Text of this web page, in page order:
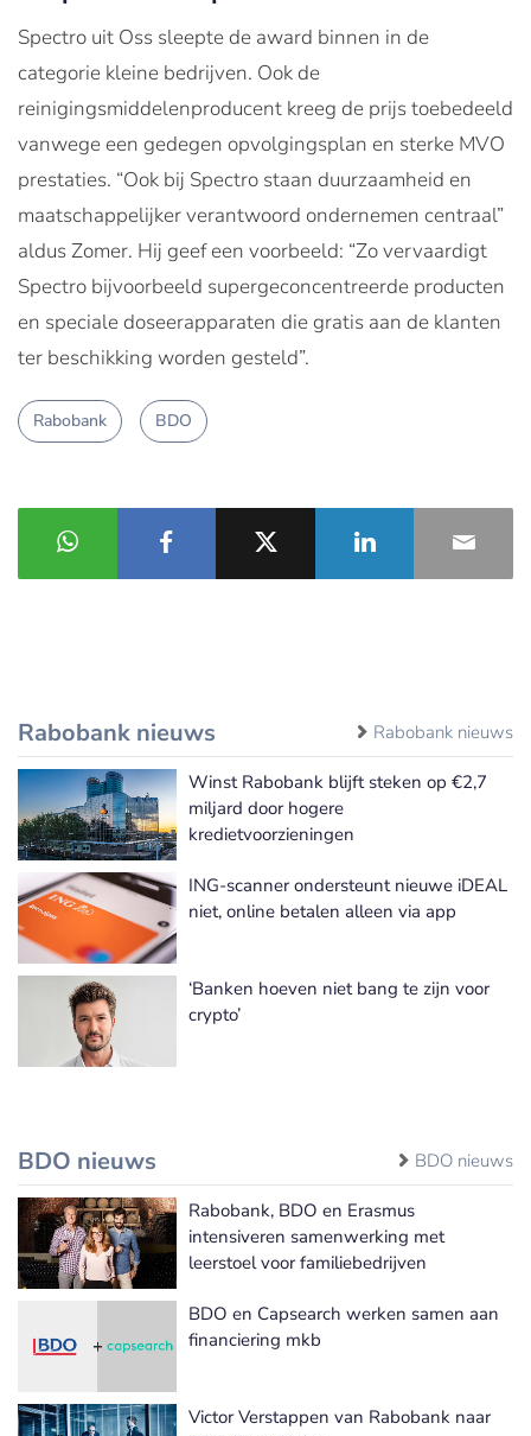
Spectro uit Oss sleepte de award binnen in de
categorie kleine bedrijven. Ook de
reinigingsmiddelenproducent kreeg de prijs toebedeeld
vanwege een gedegen opvolgingsplan en sterke MVO
prestaties. “Ook bij Spectro staan duurzaamheid en
maatschappelijker verantwoord ondernemen centraal”
aldus Zomer. Hij geef een voorbeeld: “Zo vervaardigt
Spectro bijvoorbeeld supergeconcentreerde producten
en speciale doseerapparaten die gratis aan de klanten
ter beschikking worden gesteld”.
Rabobank BDO
Rabobank nieuws Rabobank nieuws
Winst Rabobank blijft steken op €2,7
miljard door hogere
kredietvoorzieningen
ING-scanner ondersteunt nieuwe iDEAL
niet, online betalen alleen via app
‘Banken hoeven niet bang te zijn voor
crypto’
BDO nieuws BDO nieuws
Rabobank, BDO en Erasmus
intensiveren samenwerking met
leerstoel voor familiebedrijven
BDO en Capsearch werken samen aan
financiering mkb
Victor Verstappen van Rabobank naar